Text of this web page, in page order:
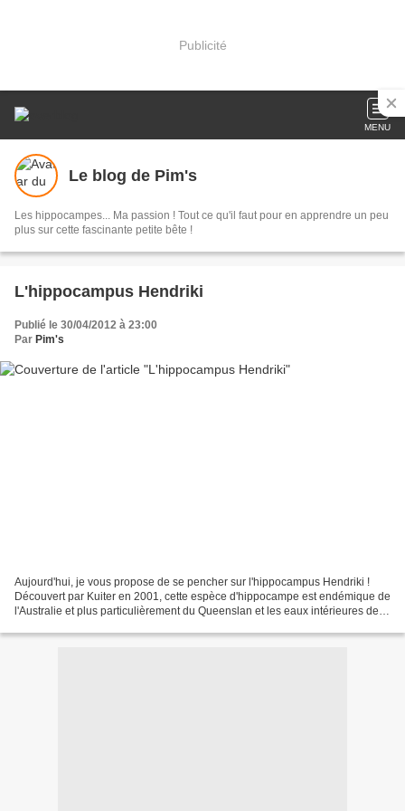
Publicité
MENU
Le blog de Pim's
Les hippocampes... Ma passion ! Tout ce qu'il faut pour en apprendre un peu
plus sur cette fascinante petite bête !
L'hippocampus Hendriki
Publié le 30/04/2012 à 23:00
Par Pim's
Aujourd'hui, je vous propose de se pencher sur l'hippocampus Hendriki !
Découvert par Kuiter en 2001, cette espèce d'hippocampe est endémique de
l'Australie et plus particulièrement du Queenslan et les eaux intérieures de la